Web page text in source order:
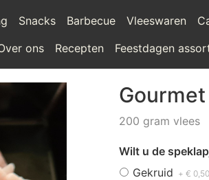
Snacks Barbecue Vleeswaren
ons Recepten Feestdagen
200 gram vlees
Wilt u de
Gekruid + € 0,50